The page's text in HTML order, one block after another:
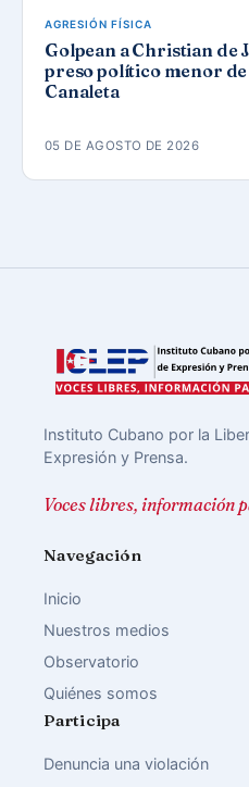
AGRESIÓN FÍSICA
Golpean a Christian de
preso político menor
Canaleta
05 DE AGOSTO DE 2026
Instituto Cubano por la
Expresión y Prensa.
Voces libres, información
Navegación
Inicio
Nuestros medios
Observatorio
Quiénes somos
Participa
Denuncia una violación